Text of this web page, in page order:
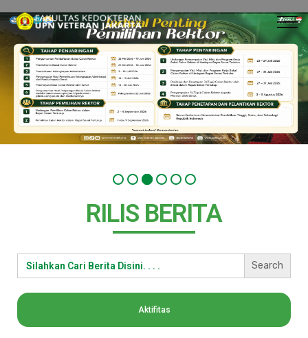
RILIS BERITA
Search
for:
Aktifitas